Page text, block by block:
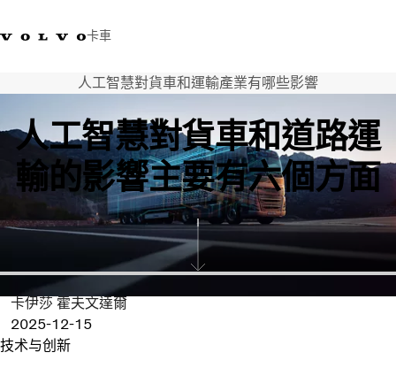
卡車
Volvo Trucks商店登入查找經銷商台灣
運輸解決方案
卡車
運輸需求
服務
新聞與媒體
查找經銷商
聯絡我們
人工智慧對貨車和運輸產業有哪些影響
人工智慧對貨車和道路運
輸的影響主要有六個方面
卡伊莎 霍夫文達爾
2025-12-15
技术与创新